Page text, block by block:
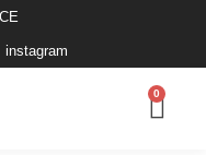
instagram
0